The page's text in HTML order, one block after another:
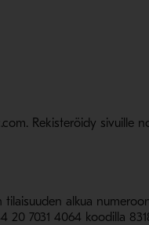
Rekisteröidy sivuille
alkua
20 7031 4064 koodilla